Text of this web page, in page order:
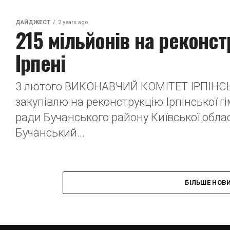
ДАЙДЖЕСТ 2 years ago
215 мільйонів на
Ірпені
3 лютого ВИКОНАВЧИЙ КОМІТЕТ
закупівлю на реконструкцію Ірпінської
ради Бучанського району Київської
Бучанський...
БІЛЬШЕ